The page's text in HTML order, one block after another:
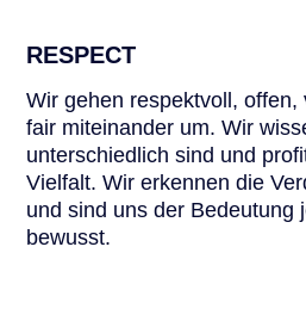
RESPECT
Wir gehen respektvoll, offen,
fair miteinander um. Wir
unterschiedlich sind und
Vielfalt. Wir erkennen die
und sind uns der Bedeutung
bewusst.